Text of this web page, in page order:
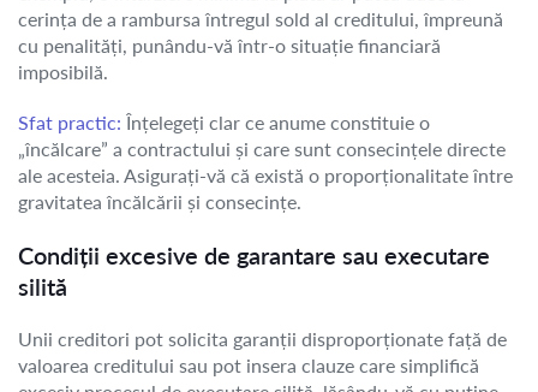
cerința de a rambursa întregul sold al creditului, împreună
cu penalități, punându-vă într-o situație financiară
imposibilă.
Sfat practic: Înțelegeți clar ce anume constituie o
„încălcare” a contractului și care sunt consecințele directe
ale acesteia. Asigurați-vă că există o proporționalitate între
gravitatea încălcării și consecințe.
Condiții excesive de garantare sau executare
silită
Unii creditori pot solicita garanții disproporționate față de
valoarea creditului sau pot insera clauze care simplifică